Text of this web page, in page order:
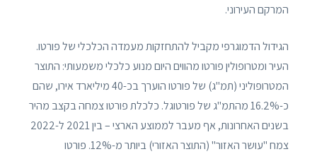
המרקם העירוני.
הגידול הדמוגרפי מקביל להתחזקות מעמדה הכלכלי של פורטו.
העיר ומטרופולין פורטו מהווים היום מנוע כלכלי משמעותי: התוצר
המטרופוליני (תמ"ג) של פורטו הוערך בכ-40 מיליארד אירו, שהם
כ-16.2% מהתמ"ג של פורטוגל. כלכלת פורטו צמחה בקצב מהיר
בשנים האחרונות, אף מעבר לממוצע הארצי – בין 2021 ל-2022
צמח "עושר האזור" (התוצר האזורי) ביותר מ-12%. פורטו